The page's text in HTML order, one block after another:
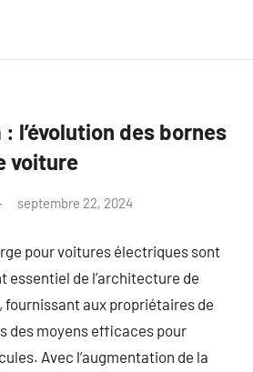
l’évolution des bornes
voiture
septembre 22, 2024
pour voitures électriques sont
essentiel de l’architecture de
aux propriétaires de
des moyens efficaces pour
Avec l’augmentation de la